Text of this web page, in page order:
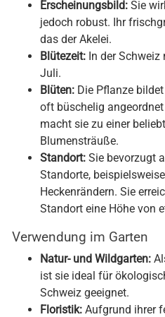
Erscheinungsbild: Sie
jedoch robust. Ihr
das der Akelei.
Blütezeit: In der
Juli.
Blüten: Die Pflanze
oft büschelig
macht sie zu einer
Blumensträuße.
Standort: Sie bevorzugt
Standorte,
Heckenrändern. Sie
Standort eine Höhe von
Verwendung im Garten
Natur- und Wildgarten:
ist sie ideal für
Schweiz geeignet.
Floristik: Aufgrund ihrer